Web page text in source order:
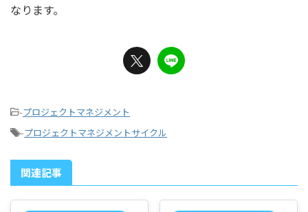
なります。
-プロジェクトマネジメント
-プロジェクトマネジメントサイクル
関連記事